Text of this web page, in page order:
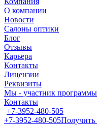
О компании
Новости
Салоны оптики
Блог
Отзывы
Карьера
Контакты
Лицензии
Реквизиты
Мы - участник
Контакты
+7-3952-480-505
+7-3952-480-505Получить